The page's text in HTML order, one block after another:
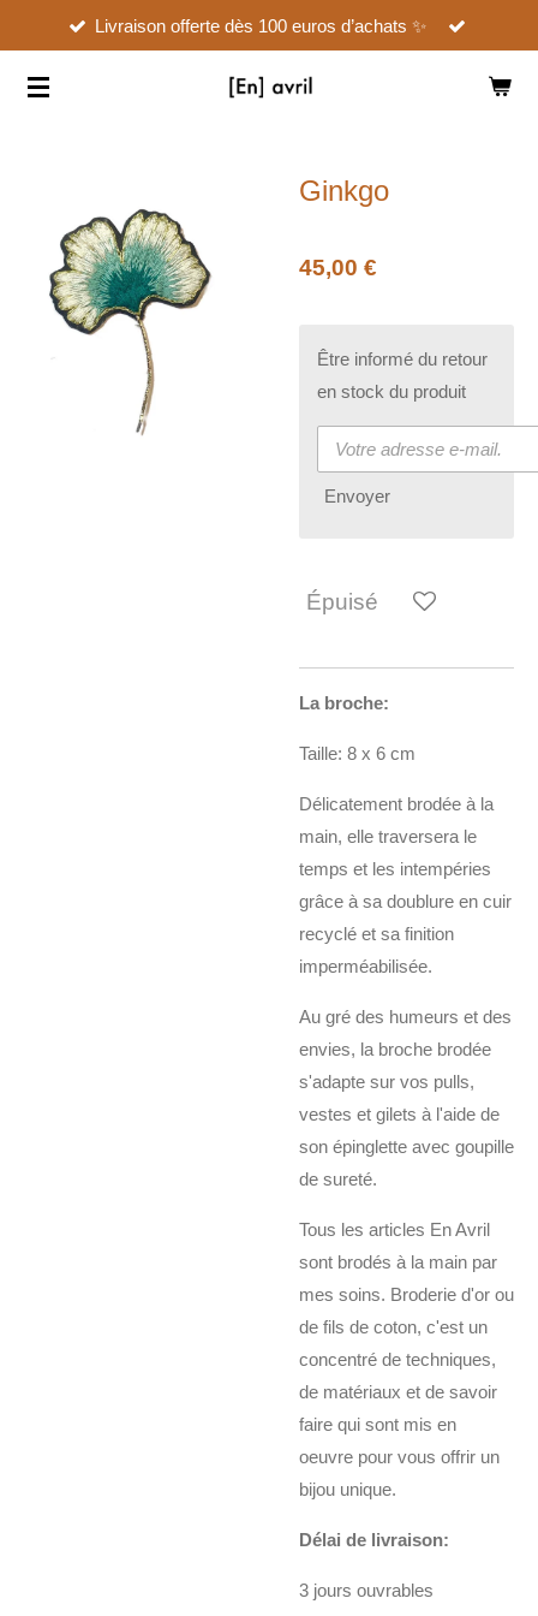
contenu
Livraison offerte dès 100 euros d’achats ✨
Ginkgo
45,00 €
Être informé du retour
en stock du produit
Envoyer
Épuisé
La broche:
Taille: 8 x 6 cm
Délicatement brodée à la
main, elle traversera le
temps et les intempéries
grâce à sa doublure en cuir
recyclé et sa finition
imperméabilisée.
Au gré des humeurs et des
envies, la broche brodée
s'adapte sur vos pulls,
vestes et gilets à l'aide de
son épinglette avec goupille
de sureté.
Tous les articles En Avril
sont brodés à la main par
mes soins. Broderie d'or ou
de fils de coton, c'est un
concentré de techniques,
de matériaux et de savoir
faire qui sont mis en
oeuvre pour vous offrir un
bijou unique.
Délai de livraison:
3 jours ouvrables